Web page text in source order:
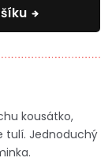
kousátko,
tulí. Jednoduchý